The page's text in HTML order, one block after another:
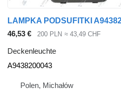
46,53 € 200 PLN ≈ 43,49 CHF
Deckenleuchte
A9438200043
Polen, Michałów